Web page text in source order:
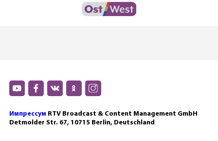
Импрессум RTV Broadcast & Content Management GmbH
Detmolder Str. 67, 10715 Berlin, Deutschland